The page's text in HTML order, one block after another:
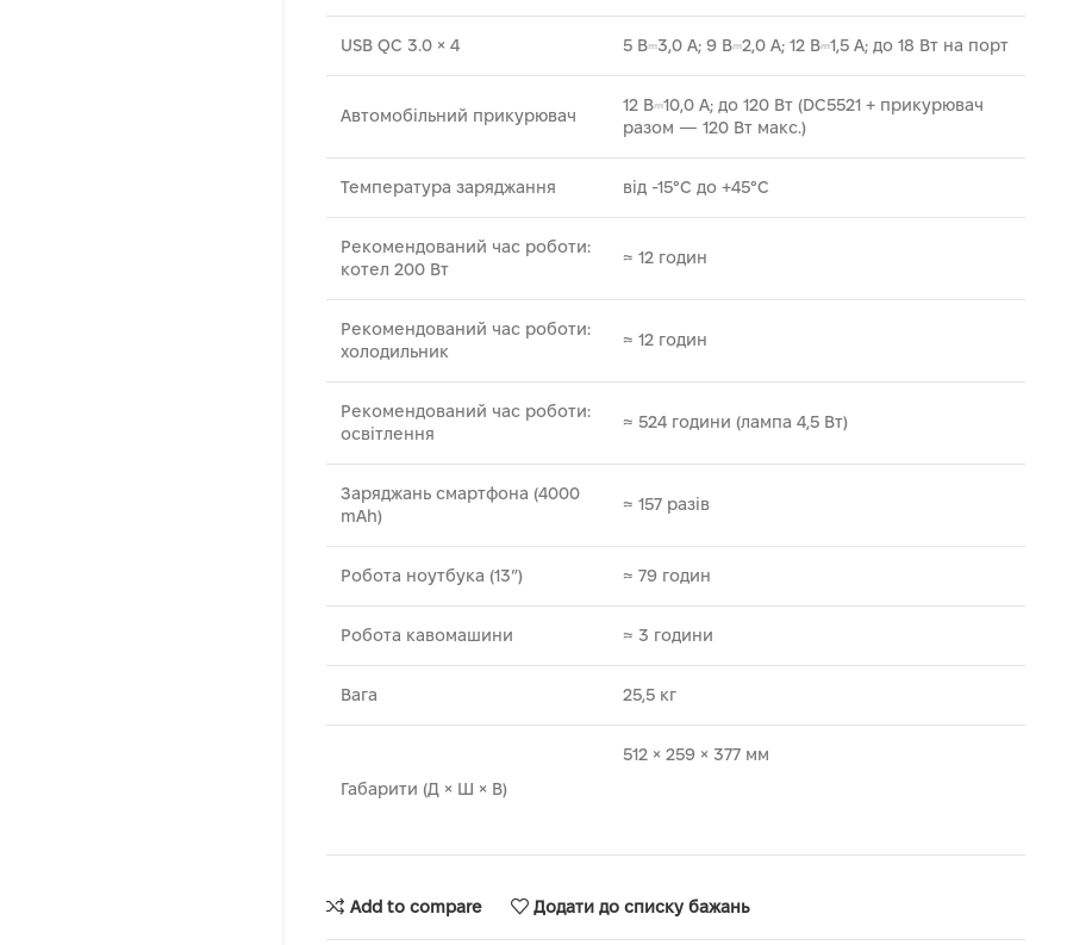
USB QC 3.0 × 4 5 В⎓3,0 A; 9 В⎓2,0 A; 12 В⎓1,5 A; до 18 Вт на порт
Автомобільний прикурювач
12 В⎓10,0 A; до 120 Вт (DC5521 + прикурювач
разом — 120 Вт макс.)
Температура заряджання від -15°C до +45°C
Рекомендований час роботи:
котел 200 Вт
≈ 12 годин
Рекомендований час роботи:
холодильник
≈ 12 годин
Рекомендований час роботи:
освітлення
≈ 524 години (лампа 4,5 Вт)
Заряджань смартфона (4000
mAh)
≈ 157 разів
Робота ноутбука (13″) ≈ 79 годин
Робота кавомашини ≈ 3 години
Вага 25,5 кг
Габарити (Д × Ш × В)
512 × 259 × 377 мм
Add to compare Додати до списку бажань